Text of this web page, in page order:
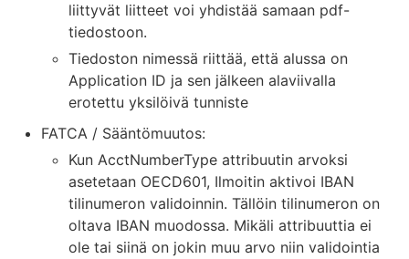
liittyvät liitteet voi yhdistää samaan pdf-
tiedostoon.
Tiedoston nimessä riittää, että alussa on
Application ID ja sen jälkeen alaviivalla
erotettu yksilöivä tunniste
FATCA / Sääntömuutos:
Kun AcctNumberType attribuutin arvoksi
asetetaan OECD601, Ilmoitin aktivoi IBAN
tilinumeron validoinnin. Tällöin tilinumeron on
oltava IBAN muodossa. Mikäli attribuuttia ei
ole tai siinä on jokin muu arvo niin validointia